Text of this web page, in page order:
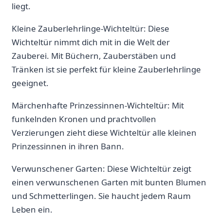
liegt.
Kleine Zauberlehrlinge-Wichteltür: Diese
⁤Wichteltür nimmt dich mit in die Welt der
Zauberei. Mit Büchern, Zauberstäben und
Tränken ist sie perfekt für kleine Zauberlehrlinge
geeignet.
Märchenhafte Prinzessinnen-Wichteltür: Mit
funkelnden Kronen ​und prachtvollen
Verzierungen zieht diese‌ Wichteltür alle kleinen
Prinzessinnen in ihren ‍Bann.
Verwunschener Garten:⁤ Diese Wichteltür zeigt
einen verwunschenen Garten mit⁤ bunten Blumen
und⁣ Schmetterlingen. Sie haucht jedem Raum‌
Leben ein.